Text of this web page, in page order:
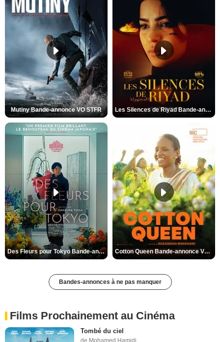
Mutiny Bande-annonce VO STFR Les Silences de Riyad Bande-annonce VO STFR
Des Fleurs pour Tokyo Bande-annonce VO STFR Cotton Queen Bande-annonce VO STFR
Bandes-annonces à ne pas manquer
Films Prochainement au Cinéma
Tombé du ciel
de Mohamed Hamidi